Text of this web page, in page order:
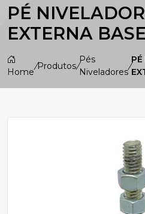
PÉ
EXTERNA
Home
/Produtos/
Pés
Niveladores
/